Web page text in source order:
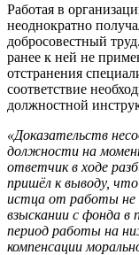
Работая в
неоднократно
добросовестный
ранее к ней не
отстранения
соответствие
должностной
«Доказательств
должности на
ответчик в ходе
пришёл к выводу,
истца от работы не
взыскании с фонда в
период работы на
компенсации